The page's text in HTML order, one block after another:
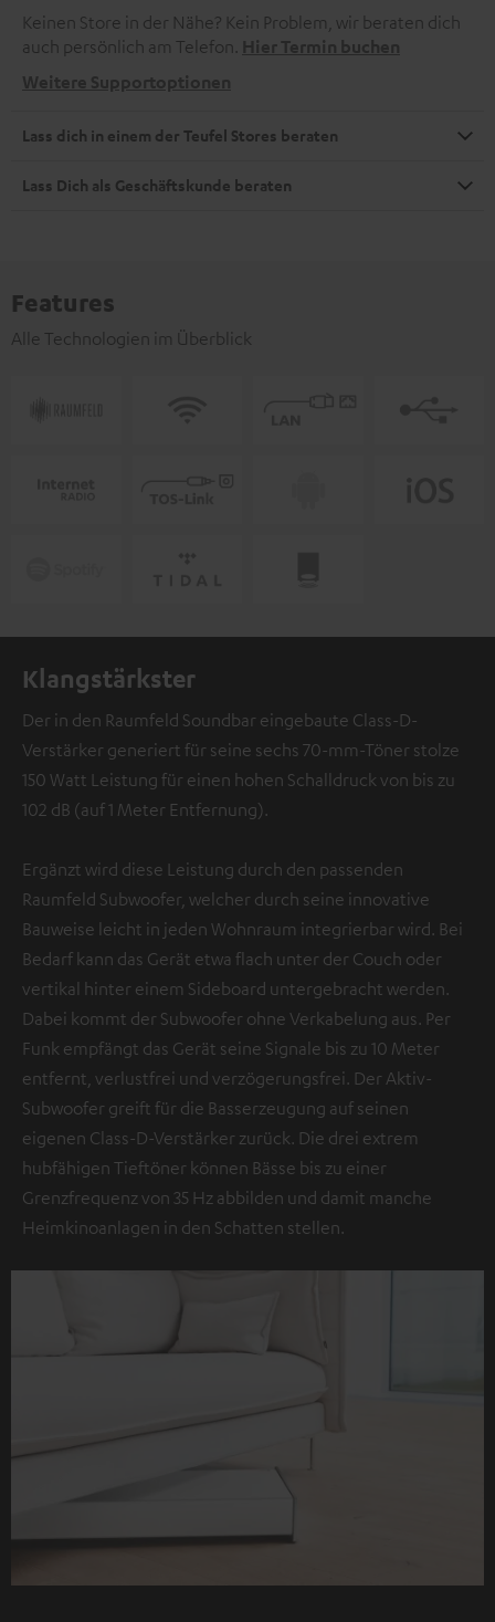
Keinen Store in der Nähe? Kein Problem, wir beraten dich
auch persönlich am Telefon. Hier Termin buchen
Weitere Supportoptionen
Lass dich in einem der Teufel Stores beraten
Lass Dich als Geschäftskunde beraten
Features
Alle Technologien im Überblick
Klangstärkster
Der in den Raumfeld Soundbar eingebaute Class-D-
Verstärker generiert für seine sechs 70-mm-Töner stolze
150 Watt Leistung für einen hohen Schalldruck von bis zu
102 dB (auf 1 Meter Entfernung).
Ergänzt wird diese Leistung durch den passenden
Raumfeld Subwoofer, welcher durch seine innovative
Bauweise leicht in jeden Wohnraum integrierbar wird. Bei
Bedarf kann das Gerät etwa flach unter der Couch oder
vertikal hinter einem Sideboard untergebracht werden.
Dabei kommt der Subwoofer ohne Verkabelung aus. Per
Funk empfängt das Gerät seine Signale bis zu 10 Meter
entfernt, verlustfrei und verzögerungsfrei. Der Aktiv-
Subwoofer greift für die Basserzeugung auf seinen
eigenen Class-D-Verstärker zurück. Die drei extrem
hubfähigen Tieftöner können Bässe bis zu einer
Grenzfrequenz von 35 Hz abbilden und damit manche
Heimkinoanlagen in den Schatten stellen.